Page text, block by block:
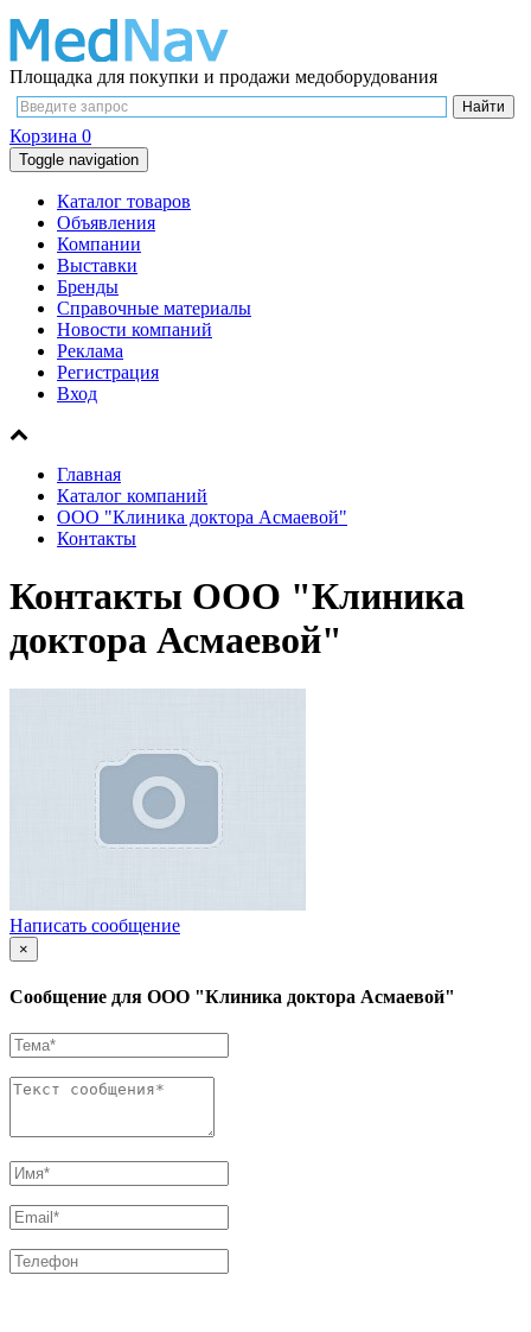
Площадка для покупки и продажи медоборудования
Корзина 0
Toggle navigation
Каталог товаров
Объявления
Компании
Выставки
Бренды
Справочные материалы
Новости компаний
Реклама
Регистрация
Вход
Главная
Каталог компаний
OOO "Клиника доктора Асмаевой"
Контакты
Контакты OOO "Клиника
доктора Асмаевой"
Написать сообщение
×
Сообщение для OOO "Клиника доктора Асмаевой"